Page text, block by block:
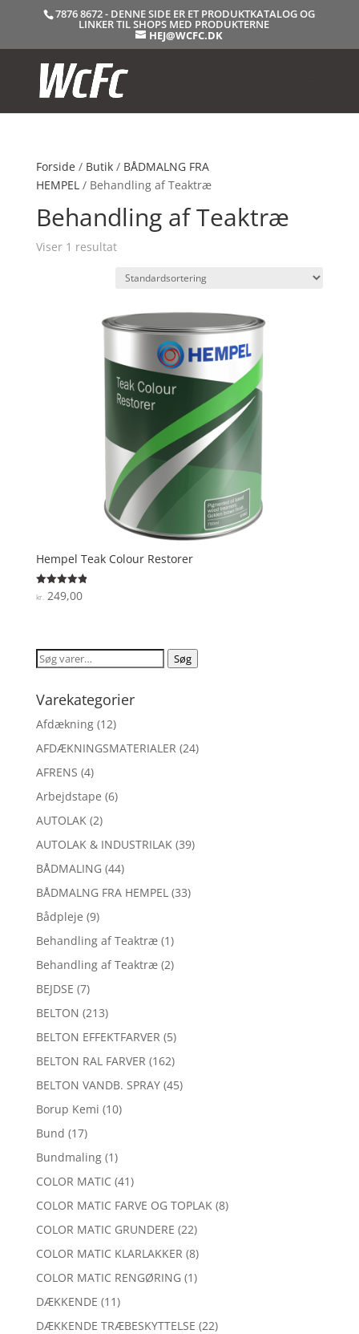
7876 8672 - DENNE SIDE ER ET PRODUKTKATALOG OG
LINKER TIL SHOPS MED PRODUKTERNE
HEJ@WCFC.DK
Forside/ Butik/ BÅDMALNG FRA
HEMPEL/ Behandling af Teaktræ
Behandling af Teaktræ
Viser 1 resultat
Hempel Teak Colour Restorer
Vurderet
4.9
kr. 249,00
Søg
Søg
Varekategorier
Afdækning (12)
AFDÆKNINGSMATERIALER (24)
AFRENS (4)
Arbejdstape (6)
AUTOLAK (2)
AUTOLAK & INDUSTRILAK (39)
BÅDMALING (44)
BÅDMALNG FRA HEMPEL (33)
Bådpleje (9)
Behandling af Teaktræ (1)
Behandling af Teaktræ (2)
BEJDSE (7)
BELTON (213)
BELTON EFFEKTFARVER (5)
BELTON RAL FARVER (162)
BELTON VANDB. SPRAY (45)
Borup Kemi (10)
Bund (17)
Bundmaling (1)
COLOR MATIC (41)
COLOR MATIC FARVE OG TOPLAK (8)
COLOR MATIC GRUNDERE (22)
COLOR MATIC KLARLAKKER (8)
COLOR MATIC RENGØRING (1)
DÆKKENDE (11)
DÆKKENDE TRÆBESKYTTELSE (22)